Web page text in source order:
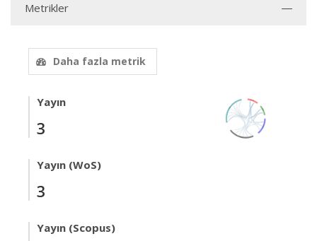
Metrikler
Daha fazla metrik
Yayın
3
Yayın (WoS)
3
Yayın (Scopus)